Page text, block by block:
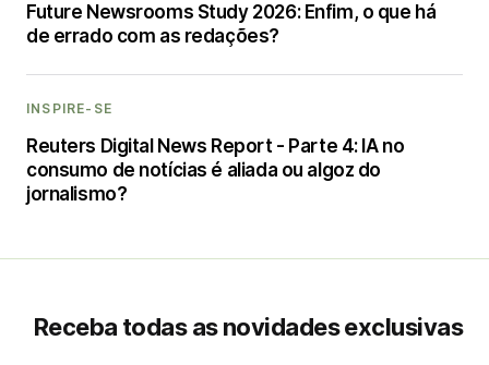
Future Newsrooms Study 2026: Enfim, o que há
de errado com as redações?
INSPIRE-SE
Reuters Digital News Report - Parte 4: IA no
consumo de notícias é aliada ou algoz do
jornalismo?
Receba todas as novidades exclusivas